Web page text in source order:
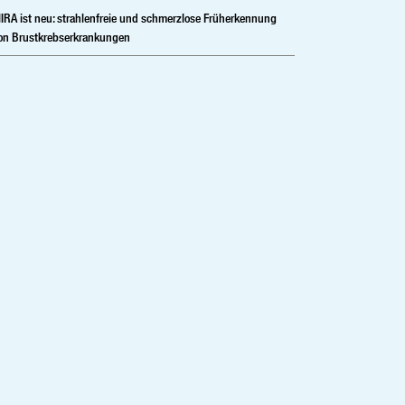
ist neu: strahlenfreie und schmerzlose Früherkennung
Brustkrebserkrankungen